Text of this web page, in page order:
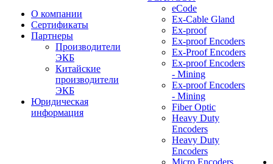
О компании
Сертификаты
Партнеры
Производители
ЭКБ
Китайские
производители
ЭКБ
Юридическая
информация
eCode
Ex-Cable Gland
Ex-proof
Ex-proof Encoders
Ex-Proof Encoders
Ex-proof Encoders
- Mining
Ex-proof Encoders
- Mining
Fiber Optic
Heavy Duty
Encoders
Heavy Duty
Encoders
Micro Encoders